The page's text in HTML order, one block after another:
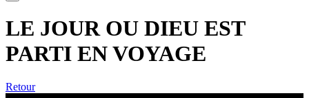
LE JOUR OU DIEU EST
PARTI EN VOYAGE
Retour